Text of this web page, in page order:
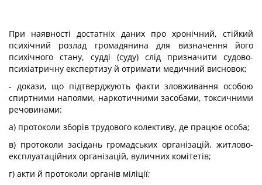
При наявності достатніх даних про хронічний, стійкий
психічний розлад громадянина для визначення його
психічного стану, судді (суду) слід призначити судово-
психіатричну експертизу й отримати медичний висновок;
- докази, що підтверджують факти зловживання особою
спиртними напоями, наркотичними засобами, токсичними
речовинами:
а) протоколи зборів трудового колективу, де працює особа;
в) протоколи засідань громадських організацій, житлово-
експлуатаційних організацій, вуличних комітетів;
г) акти й протоколи органів міліції;